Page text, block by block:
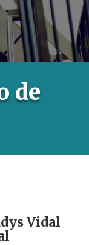
de
Vidal